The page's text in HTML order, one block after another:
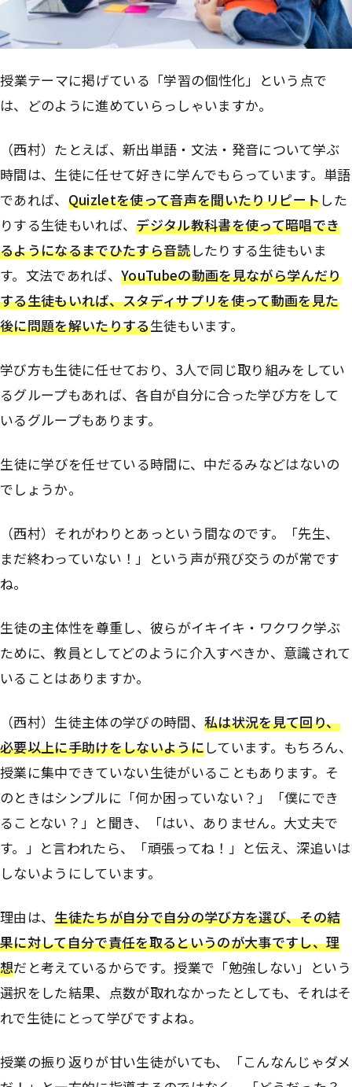
――授業テーマに掲げている「学習の個性化」という点で
は、どのように進めていらっしゃいますか。
（西村）たとえば、新出単語・文法・発音について学ぶ
時間は、生徒に任せて好きに学んでもらっています。単語
であれば、 Quizletを使って音声を聞いたりリピートした
りする生徒もいれば、デジタル教科書を使って暗唱でき
るようになるまでひたすら音読したりする生徒もいま
す。文法であれば、YouTubeの動画を見ながら学んだり
する生徒もいれば、スタディサプリを使って動画を見た
後に問題を解いたりする生徒もいます。
学び方も生徒に任せており、3人で同じ取り組みをしてい
るグループもあれば、各自が自分に合った学び方をして
いるグループもあります。
――生徒に学びを任せている時間に、中だるみなどはないの
でしょうか。
（西村）それがわりとあっという間なのです。「先生、
まだ終わっていない！」という声が飛び交うのが常です
ね。
――生徒の主体性を尊重し、彼らがイキイキ・ワクワク学ぶ
ために、教員としてどのように介入すべきか、意識されて
いることはありますか。
（西村）生徒主体の学びの時間、私は状況を見て回り、
必要以上に手助けをしないようにしています。もちろん、
授業に集中できていない生徒がいることもあります。そ
のときはシンプルに「何か困っていない？」「僕にでき
ることない？」と聞き、「はい、ありません。大丈夫で
す。」と言われたら、「頑張ってね！」と伝え、深追いは
しないようにしています。
理由は、生徒たちが自分で自分の学び方を選び、その結
果に対して自分で責任を取るというのが大事ですし、理
想だと考えているからです。授業で「勉強しない」という
選択をした結果、点数が取れなかったとしても、それはそ
れで生徒にとって学びですよね。
授業の振り返りが甘い生徒がいても、「こんなんじゃダメ